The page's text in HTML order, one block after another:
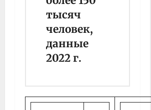
тысяч
человек,
данные
2022 г.